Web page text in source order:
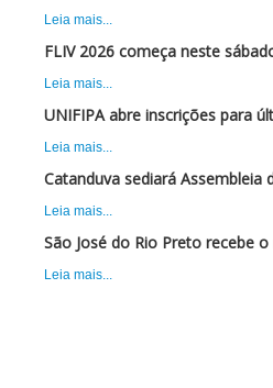
Leia mais...
FLIV 2026 começa neste
Leia mais...
UNIFIPA abre inscrições para
Leia mais...
Catanduva sediará Assembleia
Leia mais...
São José do Rio Preto recebe
Leia mais...